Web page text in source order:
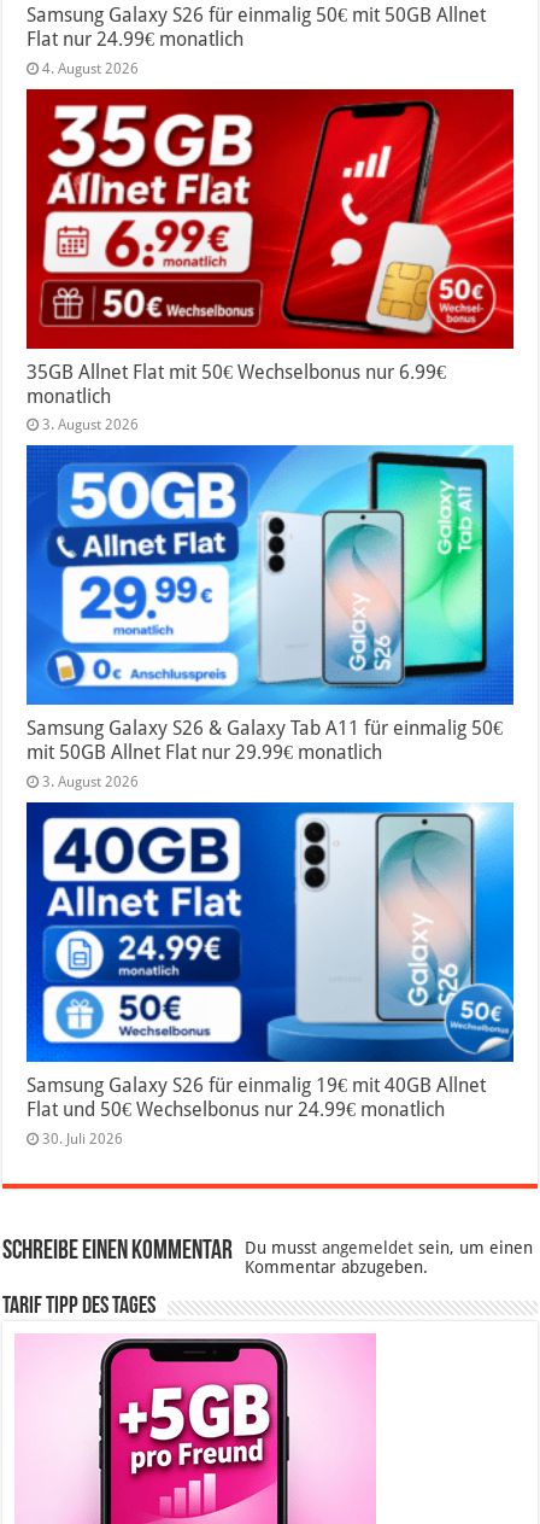
Samsung Galaxy S26 für einmalig 50€ mit 50GB Allnet
Flat nur 24.99€ monatlich
4. August 2026
35GB Allnet Flat mit 50€ Wechselbonus nur 6.99€
monatlich
3. August 2026
Samsung Galaxy S26 & Galaxy Tab A11 für einmalig 50€
mit 50GB Allnet Flat nur 29.99€ monatlich
3. August 2026
Samsung Galaxy S26 für einmalig 19€ mit 40GB Allnet
Flat und 50€ Wechselbonus nur 24.99€ monatlich
30. Juli 2026
Schreibe einen Kommentar Du musstangemeldet sein, um einen
Kommentar abzugeben.
Tarif Tipp des Tages